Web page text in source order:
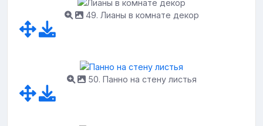
49. Лианы в комнате декор
50. Панно на стену листья